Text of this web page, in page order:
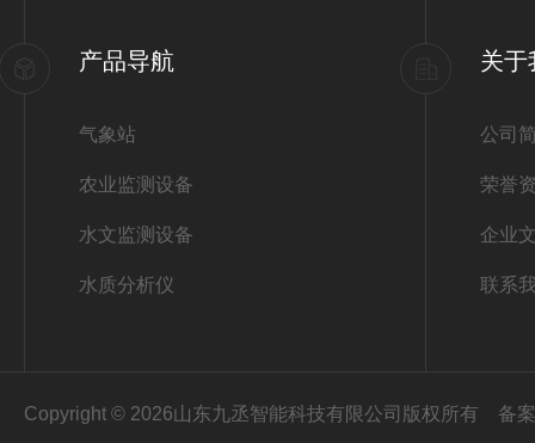
产品导航
气象站
农业监测设备
水文监测设备
水质分析仪
关于
公司
荣誉
企业
联系
Copyright © 2026山东九丞智能科技有限公司版权所有 备